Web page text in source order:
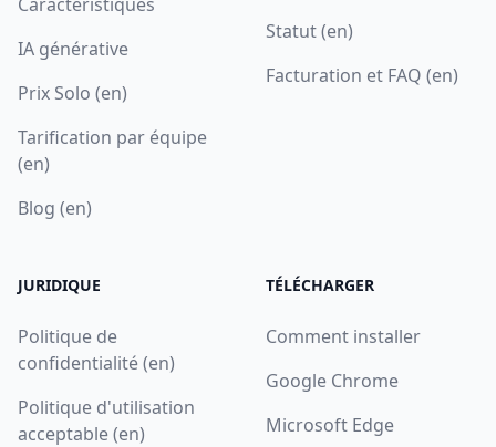
IA générative
Prix Solo (en)
Tarification par équipe
(en)
Blog (en)
Statut (en)
Facturation et FAQ (en)
JURIDIQUE
Politique de
confidentialité (en)
Politique d'utilisation
acceptable (en)
TÉLÉCHARGER
Comment installer
Google Chrome
Microsoft Edge